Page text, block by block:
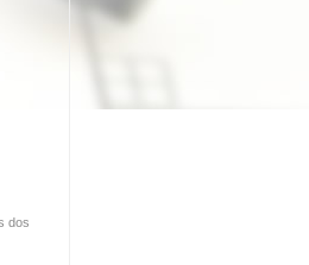
dos